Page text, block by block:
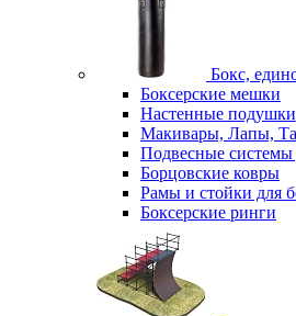
Бокс,
Боксерские мешки
Настенные подушки
Макивары, Лапы,
Подвесные
Борцовские ковры
Рамы и стойки для
Боксерские ринги